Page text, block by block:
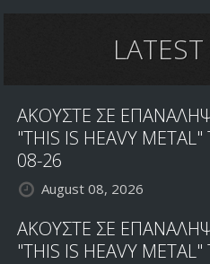
ΑΚΟΥΣΤΕ ΣΕ
"THIS IS HEAVY
08-26
August 08, 2026
ΑΚΟΥΣΤΕ ΣΕ
"THIS IS HEAVY